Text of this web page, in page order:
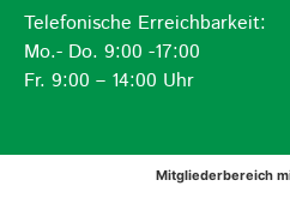
Telefonische Erreichbarkeit:
Mo.- Do. 9:00 -17:00
Fr. 9:00 – 14:00 Uhr
Mitgliederbereich